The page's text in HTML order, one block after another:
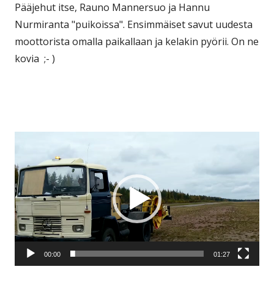
Pääjehut itse, Rauno Mannersuo ja Hannu
Nurmiranta "puikoissa". Ensimmäiset savut uudesta
moottorista omalla paikallaan ja kelakin pyörii. On ne
kovia ;- )
00:00 01:27